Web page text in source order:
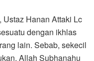
Ustaz Hanan Attaki Lc
dengan ikhlas
lain. Sebab, sekecil
Allah Subhanahu